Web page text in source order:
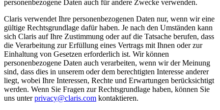
personenbezogene Daten auch für andere Zwecke verwenden.
Claris verwendet Ihre personenbezogenen Daten nur, wenn wir eine
gültige Rechtsgrundlage dafür haben. Je nach den Umständen kann
sich Claris auf Ihre Zustimmung oder auf die Tatsache berufen, dass
die Verarbeitung zur Erfüllung eines Vertrags mit Ihnen oder zur
Einhaltung von Gesetzen erforderlich ist. Wir können
personenbezogene Daten auch verarbeiten, wenn wir der Meinung
sind, dass dies in unserem oder dem berechtigten Interesse anderer
liegt, wobei Ihre Interessen, Rechte und Erwartungen berücksichtigt
werden. Wenn Sie Fragen zur Rechtsgrundlage haben, können Sie
uns unterprivacy@claris.com kontaktieren.